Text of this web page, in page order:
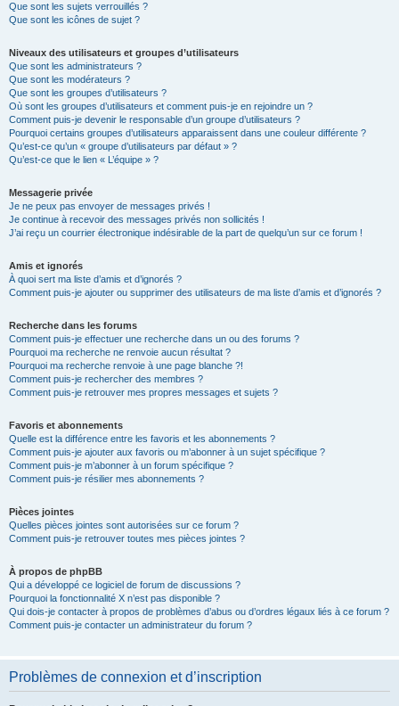
Que sont les sujets verrouillés ?
Que sont les icônes de sujet ?
Niveaux des utilisateurs et groupes d’utilisateurs
Que sont les administrateurs ?
Que sont les modérateurs ?
Que sont les groupes d’utilisateurs ?
Où sont les groupes d’utilisateurs et comment puis-je en rejoindre un ?
Comment puis-je devenir le responsable d’un groupe d’utilisateurs ?
Pourquoi certains groupes d’utilisateurs apparaissent dans une couleur différente ?
Qu’est-ce qu’un « groupe d’utilisateurs par défaut » ?
Qu’est-ce que le lien « L’équipe » ?
Messagerie privée
Je ne peux pas envoyer de messages privés !
Je continue à recevoir des messages privés non sollicités !
J’ai reçu un courrier électronique indésirable de la part de quelqu’un sur ce forum !
Amis et ignorés
À quoi sert ma liste d’amis et d’ignorés ?
Comment puis-je ajouter ou supprimer des utilisateurs de ma liste d’amis et d’ignorés ?
Recherche dans les forums
Comment puis-je effectuer une recherche dans un ou des forums ?
Pourquoi ma recherche ne renvoie aucun résultat ?
Pourquoi ma recherche renvoie à une page blanche ?!
Comment puis-je rechercher des membres ?
Comment puis-je retrouver mes propres messages et sujets ?
Favoris et abonnements
Quelle est la différence entre les favoris et les abonnements ?
Comment puis-je ajouter aux favoris ou m’abonner à un sujet spécifique ?
Comment puis-je m’abonner à un forum spécifique ?
Comment puis-je résilier mes abonnements ?
Pièces jointes
Quelles pièces jointes sont autorisées sur ce forum ?
Comment puis-je retrouver toutes mes pièces jointes ?
À propos de phpBB
Qui a développé ce logiciel de forum de discussions ?
Pourquoi la fonctionnalité X n’est pas disponible ?
Qui dois-je contacter à propos de problèmes d’abus ou d’ordres légaux liés à ce forum ?
Comment puis-je contacter un administrateur du forum ?
Problèmes de connexion et d’inscription